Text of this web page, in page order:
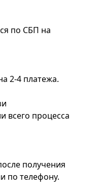
по СБП на
2-4 платежа.
всего процесса
получения
по телефону.